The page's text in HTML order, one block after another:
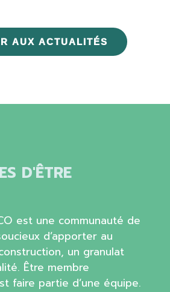
AUX ACTUALITÉS
D'ÊTRE
est une communauté de
d’apporter au
un granulat
Être membre
faire partie d’une équipe.